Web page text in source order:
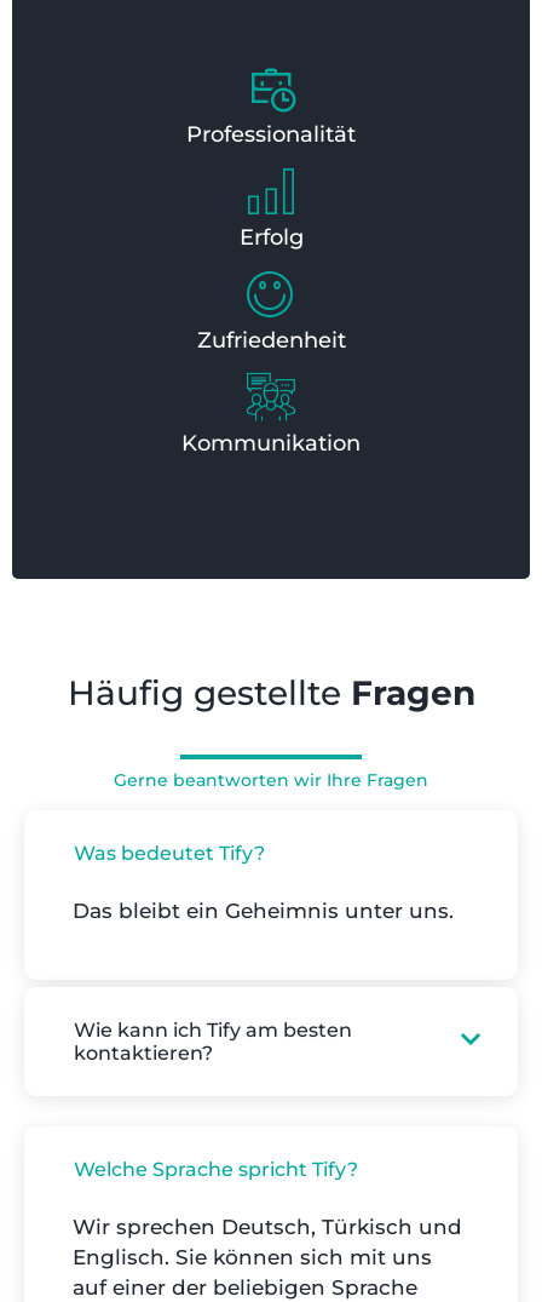
Professionalität
Erfolg
Zufriedenheit
Kommunikation
Häufig gestellte Fragen
Gerne beantworten wir Ihre Fragen
Was bedeutet Tify?
Das bleibt ein Geheimnis unter uns.
Wie kann ich Tify am besten
kontaktieren?
Welche Sprache spricht Tify?
Wir sprechen Deutsch, Türkisch und
Englisch. Sie können sich mit uns
auf einer der beliebigen Sprache